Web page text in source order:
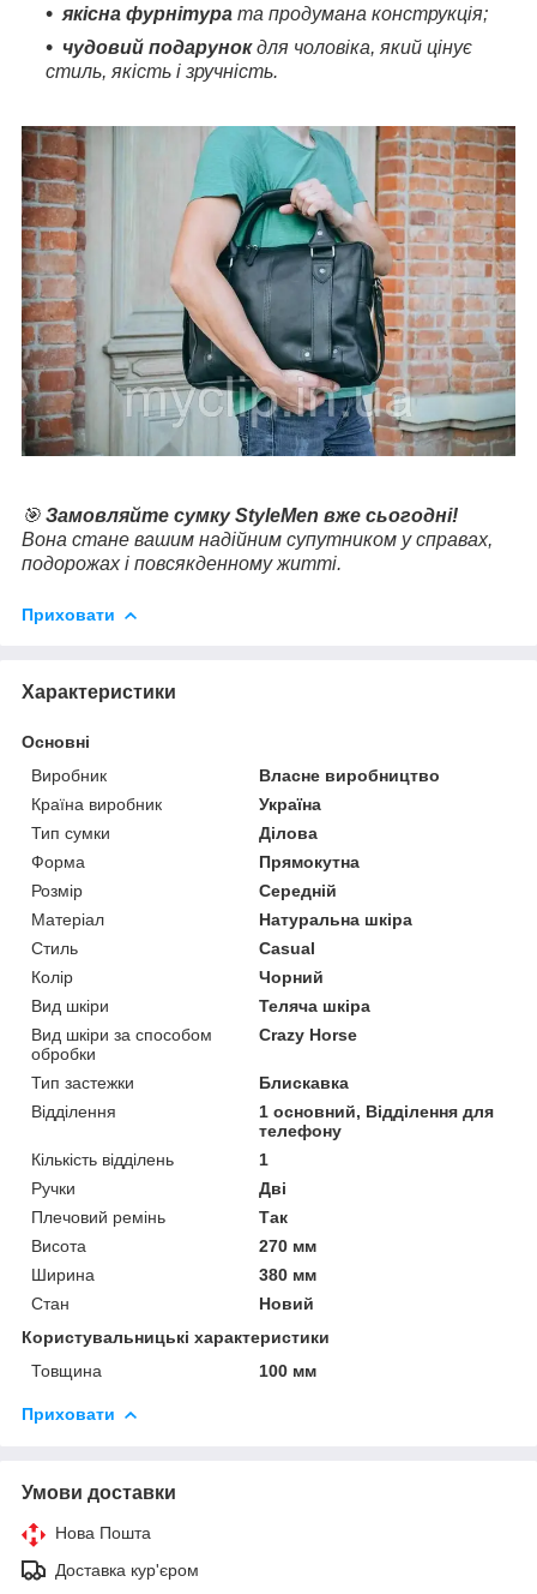
якісна фурнітура та продумана конструкція;
чудовий подарунокдля чоловіка, який цінує
стиль, якість і зручність.
🎯 Замовляйте сумку StyleMen вже сьогодні!
Вона стане вашим надійним супутником у справах,
подорожах і повсякденному житті.
Приховати
Характеристики
Основні
Виробник
Власне виробництво
Країна виробник
Україна
Тип сумки
Ділова
Форма
Прямокутна
Розмір
Середній
Матеріал
Натуральна шкіра
Стиль
Casual
Колір
Чорний
Вид шкіри
Теляча шкіра
Вид шкіри за способом
обробки
Crazy Horse
Тип застежки
Блискавка
Відділення
1 основний, Відділення для
телефону
Кількість відділень
1
Ручки
Дві
Плечовий ремінь
Так
Висота
270 мм
Ширина
380 мм
Стан
Новий
Користувальницькі характеристики
Товщина
100 мм
Приховати
Умови доставки
Нова Пошта
Доставка кур'єром